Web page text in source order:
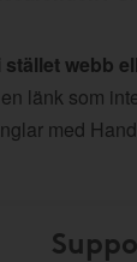
webb
länk som
med